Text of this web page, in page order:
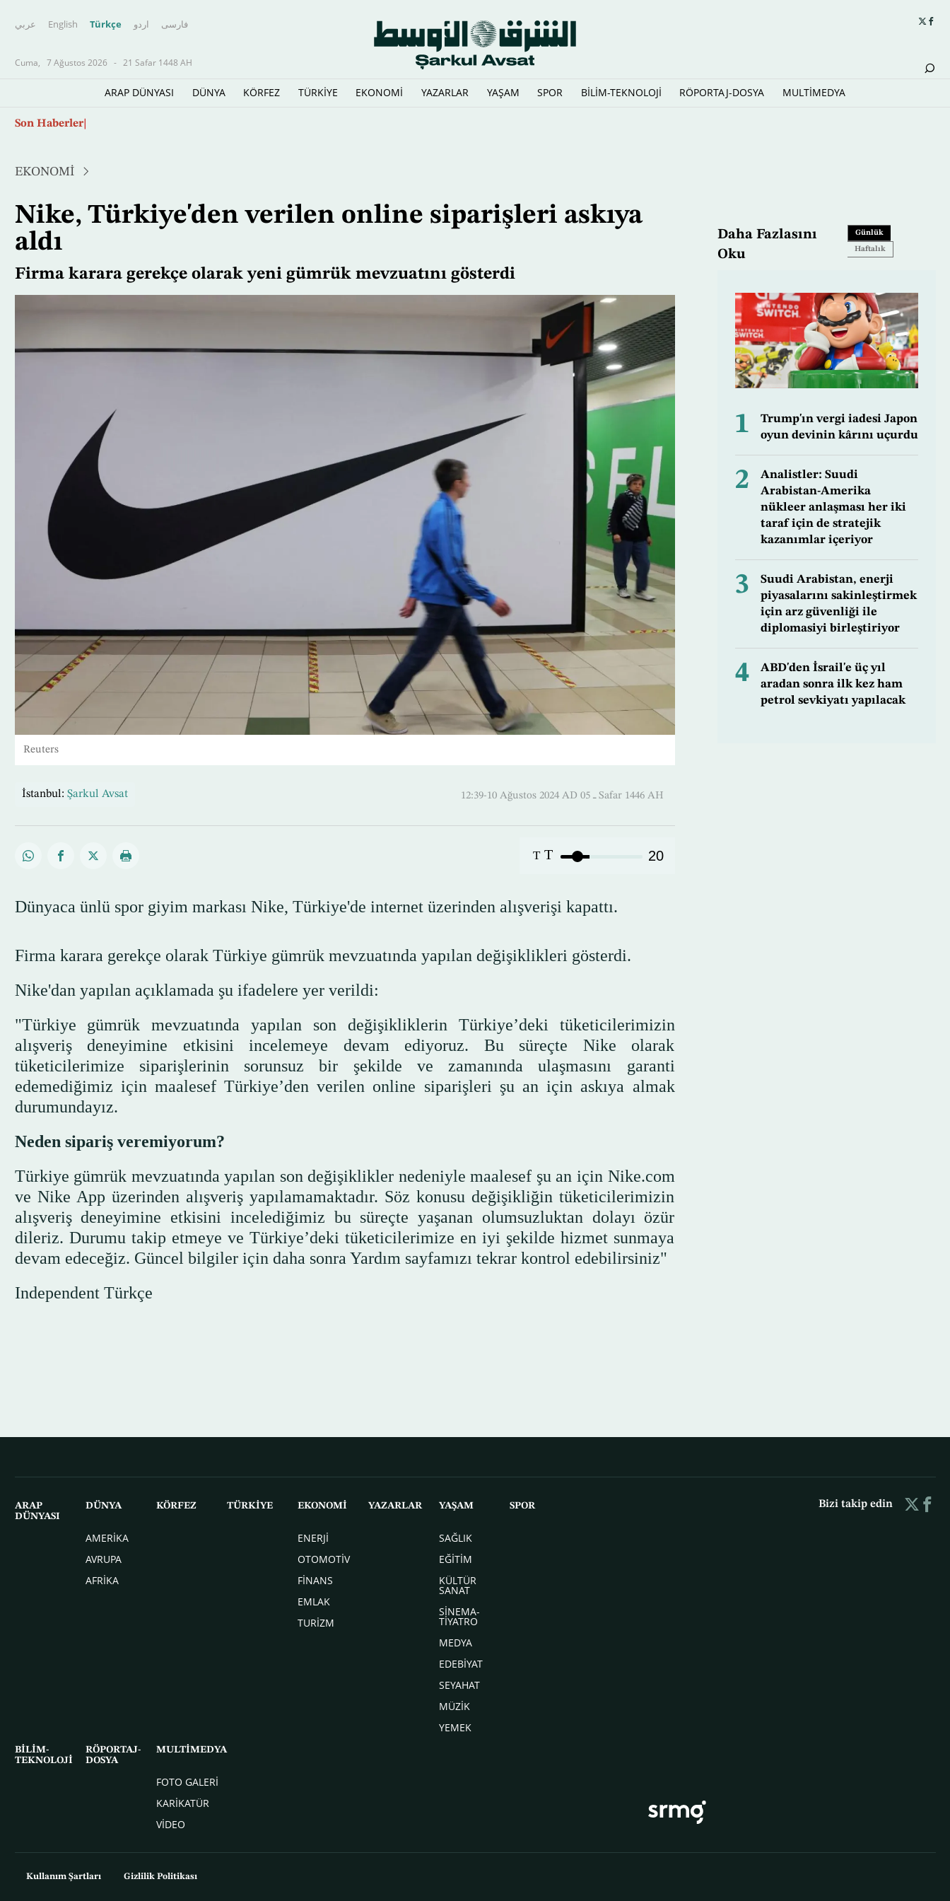
عربي English Türkçe اردو فارسى
Cuma, 7 Ağustos 2026 - 21 Safar 1448 AH
ARAP DÜNYASI DÜNYA KÖRFEZ TÜRKİYE EKONOMİ YAZARLAR YAŞAM SPOR BİLİM-TEKNOLOJİ RÖPORTAJ-DOSYA MULTİMEDYA
Ana
Son Haberler
EKONOMİ
Nike, Türkiye'den verilen online siparişleri askıya
aldı
Firma karara gerekçe olarak yeni gümrük mevzuatını gösterdi
Reuters
İstanbul: Şarkul Avsat 12:39-10 Ağustos 2024 AD ـ 05 Safar 1446 AH
T T 20
Dünyaca ünlü spor giyim markası Nike, Türkiye'de internet üzerinden alışverişi kapattı.
Firma karara gerekçe olarak Türkiye gümrük mevzuatında yapılan değişiklikleri gösterdi.
Nike'dan yapılan açıklamada şu ifadelere yer verildi:
"Türkiye gümrük mevzuatında yapılan son değişikliklerin Türkiye’deki tüketicilerimizin
alışveriş deneyimine etkisini incelemeye devam ediyoruz. Bu süreçte Nike olarak
tüketicilerimize siparişlerinin sorunsuz bir şekilde ve zamanında ulaşmasını garanti
edemediğimiz için maalesef Türkiye’den verilen online siparişleri şu an için askıya almak
durumundayız.
Neden sipariş veremiyorum?
Türkiye gümrük mevzuatında yapılan son değişiklikler nedeniyle maalesef şu an için Nike.com
ve Nike App üzerinden alışveriş yapılamamaktadır. Söz konusu değişikliğin tüketicilerimizin
alışveriş deneyimine etkisini incelediğimiz bu süreçte yaşanan olumsuzluktan dolayı özür
dileriz. Durumu takip etmeye ve Türkiye’deki tüketicilerimize en iyi şekilde hizmet sunmaya
devam edeceğiz. Güncel bilgiler için daha sonra Yardım sayfamızı tekrar kontrol edebilirsiniz"
Independent Türkçe
Daha Fazlasını
Oku
Günlük
Haftalık
1
Trump'ın vergi iadesi Japon
oyun devinin kârını uçurdu
2
Analistler: Suudi
Arabistan-Amerika
nükleer anlaşması her iki
taraf için de stratejik
kazanımlar içeriyor
3
Suudi Arabistan, enerji
piyasalarını sakinleştirmek
için arz güvenliği ile
diplomasiyi birleştiriyor
4
ABD'den İsrail'e üç yıl
aradan sonra ilk kez ham
petrol sevkiyatı yapılacak
ARAP
DÜNYASI
DÜNYA
AMERİKA
AVRUPA
AFRİKA
KÖRFEZ TÜRKİYE EKONOMİ
ENERJİ
OTOMOTİV
FİNANS
EMLAK
TURİZM
YAZARLAR YAŞAM
SAĞLIK
EĞİTİM
KÜLTÜR
SANAT
SİNEMA-
TİYATRO
MEDYA
EDEBİYAT
SEYAHAT
MÜZİK
YEMEK
SPOR
BİLİM-
TEKNOLOJİ
RÖPORTAJ-
DOSYA
MULTİMEDYA
FOTO GALERİ
KARİKATÜR
VİDEO
Bizi takip edin
Kullanım Şartları Gizlilik Politikası